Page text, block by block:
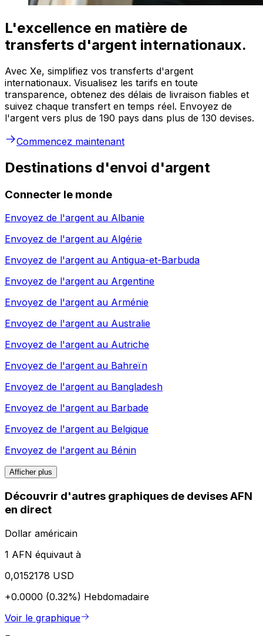
L'excellence en matière de
transferts d'argent internationaux.
Avec Xe, simplifiez vos transferts d'argent
internationaux. Visualisez les tarifs en toute
transparence, obtenez des délais de livraison fiables et
suivez chaque transfert en temps réel. Envoyez de
l'argent vers plus de 190 pays dans plus de 130 devises.
Commencez maintenant
Destinations d'envoi d'argent
Connecter le monde
Envoyez de l'argent au Albanie
Envoyez de l'argent au Algérie
Envoyez de l'argent au Antigua-et-Barbuda
Envoyez de l'argent au Argentine
Envoyez de l'argent au Arménie
Envoyez de l'argent au Australie
Envoyez de l'argent au Autriche
Envoyez de l'argent au Bahreïn
Envoyez de l'argent au Bangladesh
Envoyez de l'argent au Barbade
Envoyez de l'argent au Belgique
Envoyez de l'argent au Bénin
Afficher plus
Découvrir d'autres graphiques de devises AFN
en direct
Dollar américain
1 AFN équivaut à
0,0152178 USD
+0.0000 (0.32%) Hebdomadaire
Voir le graphique